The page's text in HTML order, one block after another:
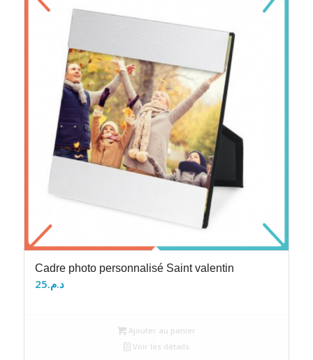
Cadre photo personnalisé Saint valentin
د.م.25
Ajouter au panier
Voir les détails